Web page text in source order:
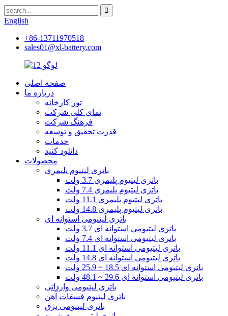
English
+86-13711970518
sales01@xl-battery.com
صفحه اصلی
درباره ما
تور کارخانه
نمای کلی شرکت
فرهنگ شرکت
قدرت تحقیق و توسعه
خدمات
دانلود کنید
محصولات
باتری لیتیوم پلیمری
باتری لیتیوم پلیمری 3.7 ولت
باتری لیتیوم پلیمری 7.4 ولت
باتری لیتیوم پلیمری 11.1 ولت
باتری لیتیوم پلیمری 14.8 ولت
باتری لیتیومی استوانه ای
باتری لیتیومی استوانه ای 3.7 ولت
باتری لیتیومی استوانه ای 7.4 ولت
باتری لیتیومی استوانه ای 11.1 ولت
باتری لیتیومی استوانه ای 14.8 ولت
باتری لیتیومی استوانه ای 18.5 ~ 25.9 ولت
باتری لیتیومی استوانه ای 29.6 ~ 48.1 ولت
باتری لیتیومی وارداتی
باتری لیتیوم فسفات آهن
باتری لیتیومی برق